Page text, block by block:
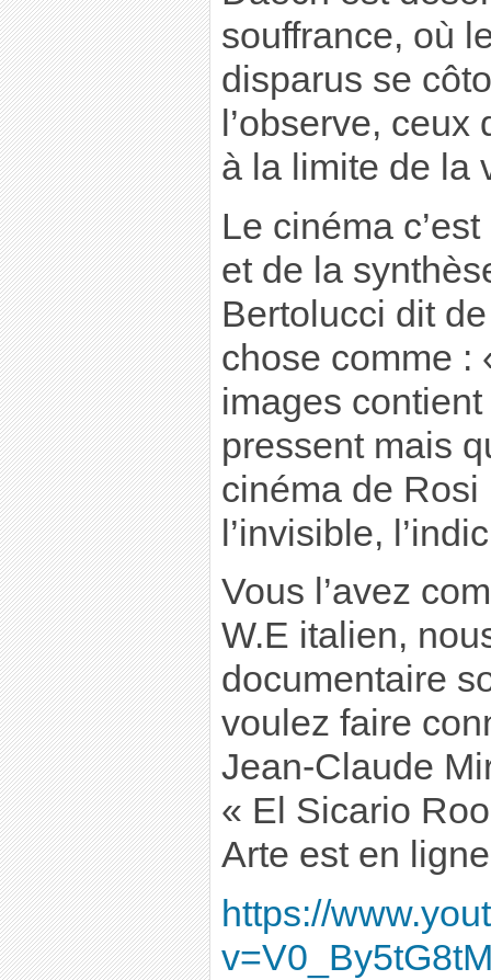
souffrance, où
disparus se
l’observe,
à la limite de la
Le cinéma
et de la
Bertolucci dit
chose comme :
images
pressent mais
cinéma de
l’invisible,
Vous l’avez
W.E italien,
documentaire
voulez faire
Jean-Claude
« El Sicario
Arte est en
https://